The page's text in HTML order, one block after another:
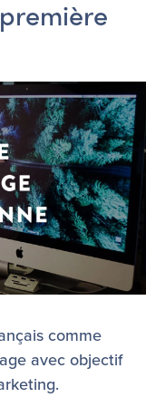
comme
avec objectif